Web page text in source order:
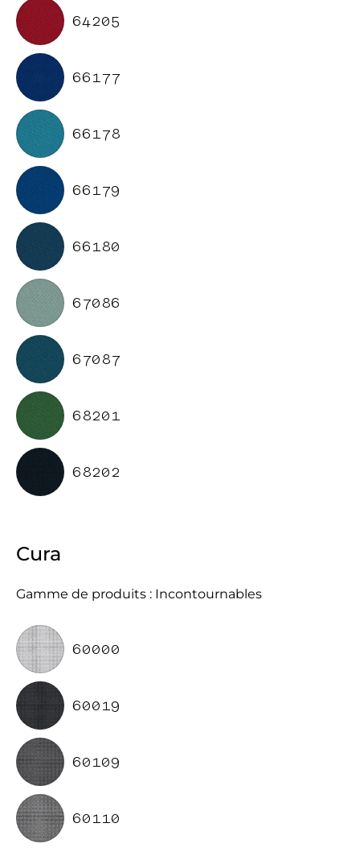
64205
66177
66178
66179
66180
67086
67087
68201
68202
Cura
Gamme de produits : Incontournables
60000
60019
60109
60110